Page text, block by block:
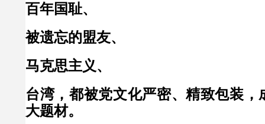
百年国耻、
被遗忘的盟友、
马克思主义、
台湾，都被党文化严密、精致包装，
大题材。